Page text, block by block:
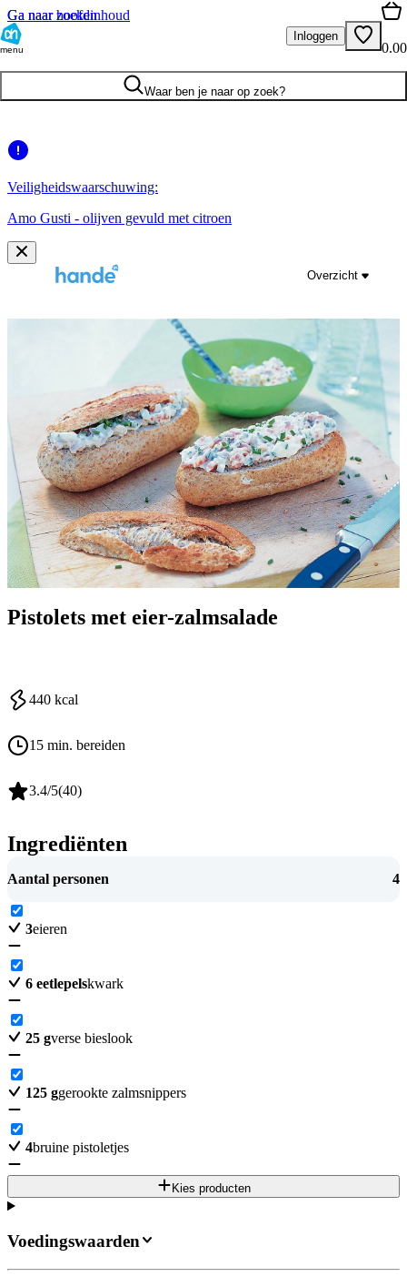
Ga naar hoofdinhoud
Ga naar zoeken
menu
Inloggen
0.00
Waar ben je naar op zoek?
Veiligheidswaarschuwing:
Amo Gusti - olijven gevuld met citroen
Overzicht
Pistolets met eier-zalmsalade
440 kcal
15 min. bereiden
3.4/5(40)
Ingrediënten
Aantal personen 4
3eieren
6 eetlepelskwark
25 gverse bieslook
125 ggerookte zalmsnippers
4bruine pistoletjes
Kies producten
Voedingswaarden